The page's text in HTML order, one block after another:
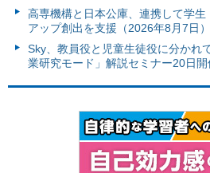
高専機構と日本公庫、連携して学生
アップ創出を支援（2026年8月7日）
Sky、教員役と児童生徒役に分かれ
業研究モード」解説セミナー20日開